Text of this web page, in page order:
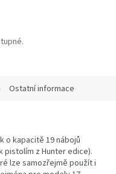
Ostatní informace
o kapacitě 19 nábojů
pistolím z Hunter edice).
lze samozřejmě použít i